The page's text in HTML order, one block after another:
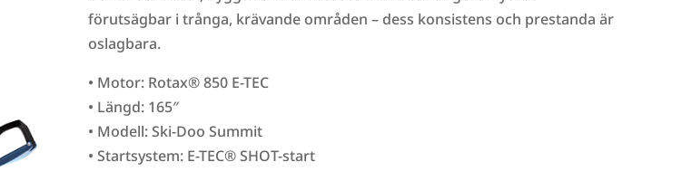
förutsägbar i trånga, krävande områden – dess konsistens och prestanda är
oslagbara.
• Motor: Rotax® 850 E-TEC
• Längd: 165″
• Modell: Ski-Doo Summit
• Startsystem: E-TEC® SHOT-start